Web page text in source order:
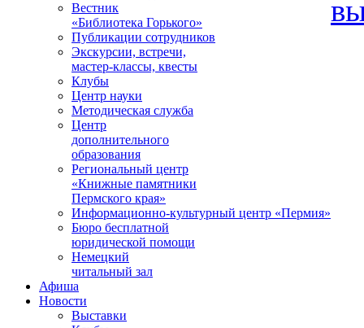
Вестник
«Библиотека Горького»
Публикации сотрудников
Экскурсии, встречи,
мастер-классы, квесты
Клубы
Центр науки
Методическая служба
Центр
дополнительного
образования
Региональный центр
«Книжные памятники
Пермского края»
Информационно-культурный центр «Пермия»
Бюро бесплатной
юридической помощи
Немецкий
читальный зал
Афиша
Новости
Выставки